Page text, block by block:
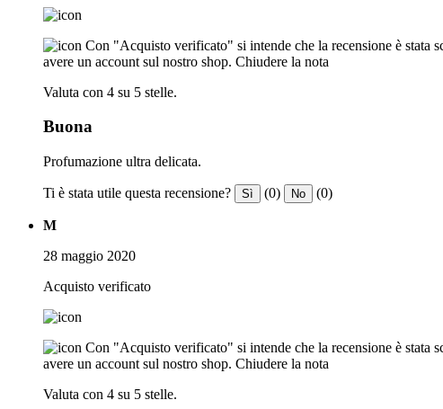
Con "Acquisto verificato" si intende che la recensione è stata
avere un account sul nostro shop. Chiudere la nota
Valuta con 4 su 5 stelle.
Buona
Profumazione ultra delicata.
Ti è stata utile questa recensione? Sì (0) No (0)
M
28 maggio 2020
Acquisto verificato
Con "Acquisto verificato" si intende che la recensione è stata
avere un account sul nostro shop. Chiudere la nota
Valuta con 4 su 5 stelle.